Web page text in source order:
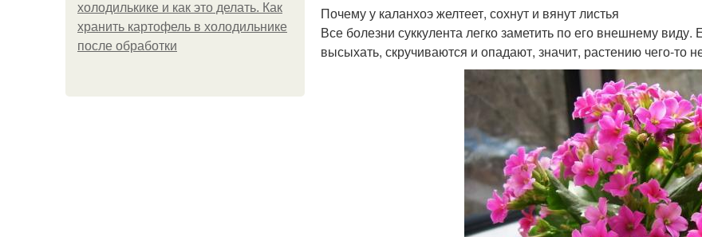
холодилькике и как это делать. Как
хранить картофель в холодильнике
после обработки
Почему у каланхоэ желтеет, сохнут и вянут листья
Все болезни суккулента легко заметить по его внешнему
высыхать, скручиваются и опадают, значит, растению чего-то